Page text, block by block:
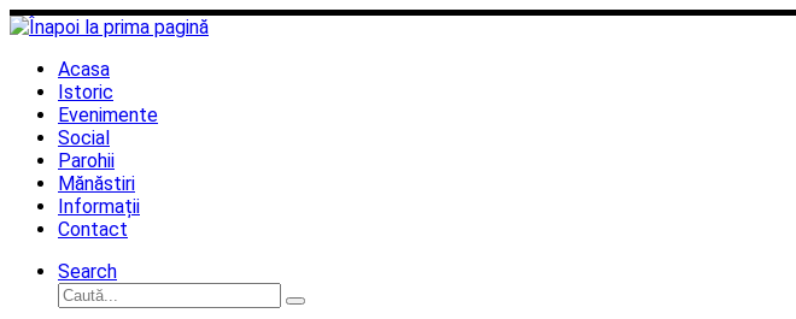
Sari
la
conținutAcasa
Istoric
Evenimente
Social
Parohii
Mănăstiri
Informații
Contact
Search
Căutare
Caută...